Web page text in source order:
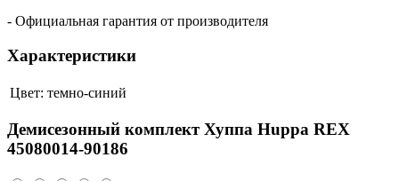
- Официальная гарантия от производителя
Характеристики
Цвет: темно-синий
Демисезонный комплект Хуппа Huppa REX
45080014-90186